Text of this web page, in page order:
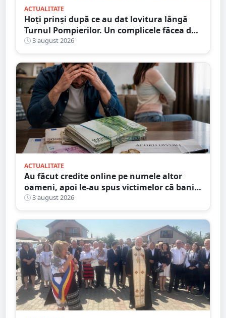
ACTUALITATE
Hoți prinși după ce au dat lovitura lângă
Turnul Pompierilor. Un complicele făcea de
pază
3 august 2026
ACTUALITATE
Au făcut credite online pe numele altor
oameni, apoi le-au spus victimelor că banii
sunt din... moștenire
3 august 2026